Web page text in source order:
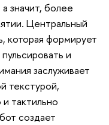
значит, более
Центральный
которая формирует
и
заслуживает
текстурой,
тактильно
создает